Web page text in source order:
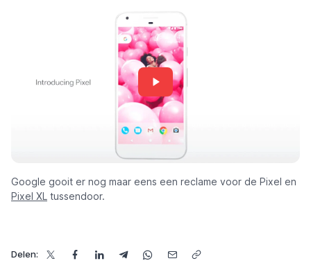
Google gooit er nog maar eens een reclame voor de Pixel en
Pixel XL tussendoor.
Delen: